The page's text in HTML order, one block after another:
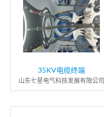
35KV电缆终端
山东七星电气科技发展有限公司